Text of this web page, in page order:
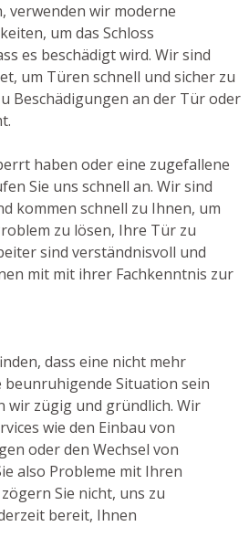
verwenden wir moderne
um das Schloss
es beschädigt wird. Wir sind
um Türen schnell und sicher zu
Beschädigungen an der Tür oder
haben oder eine zugefallene
Sie uns schnell an. Wir sind
kommen schnell zu Ihnen, um
zu lösen, Ihre Tür zu
sind verständnisvoll und
mit mit ihrer Fachkenntnis zur
dass eine nicht mehr
Situation sein
wir zügig und gründlich. Wir
wie den Einbau von
oder den Wechsel von
also Probleme mit Ihren
Sie nicht, uns zu
bereit, Ihnen